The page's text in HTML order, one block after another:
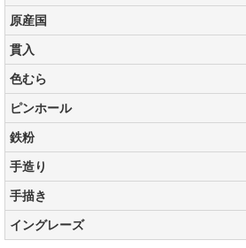
原産国
貫入
色むら
ピンホール
鉄粉
手造り
手描き
イングレーズ